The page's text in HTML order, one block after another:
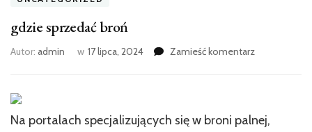
gdzie sprzedać broń
Autor: admin w 17 lipca, 2024 Zamieść komentarzwe
Na portalach specjalizujących się w broni palnej,